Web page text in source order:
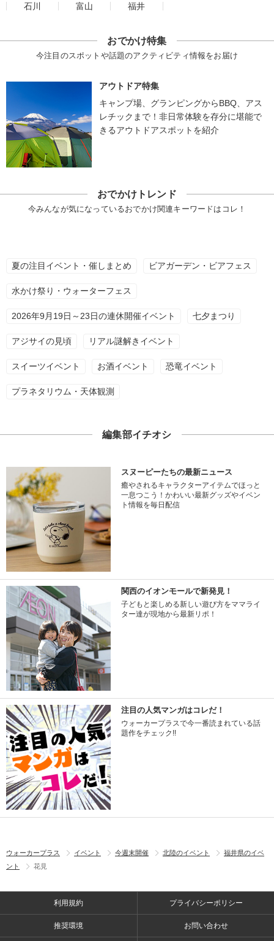
石川
富山 福井
おでかけ特集
今注目のスポットや話題のアクティビティ情報をお届け
アウトドア特集
キャンプ場、グランピングからBBQ、アス
レチックまで！非日常体験を存分に堪能で
きるアウトドアスポットを紹介
おでかけトレンド
今みんなが気になっているおでかけ関連キーワードはコレ！
夏の注目イベント・催しまとめ ビアガーデン・ビアフェス
水かけ祭り・ウォーターフェス
2026年9月19日～23日の連休開催イベント 七夕まつり
アジサイの見頃 リアル謎解きイベント
スイーツイベント お酒イベント 恐竜イベント
プラネタリウム・天体観測
編集部イチオシ
スヌーピーたちの最新ニュース
癒やされるキャラクターアイテムでほっと
一息つこう！かわいい最新グッズやイベン
ト情報を毎日配信
関西のイオンモールで新発見！
子どもと楽しめる新しい遊び方をママライ
ター達が現地から最新リポ！
注目の人気マンガはコレだ！
ウォーカープラスで今一番読まれている話
題作をチェック!!
ウォーカープラス イベント 今週末開催 北陸のイベント
福井県のイベ
ント
花見
利用規約 プライバシーポリシー
推奨環境 お問い合わせ